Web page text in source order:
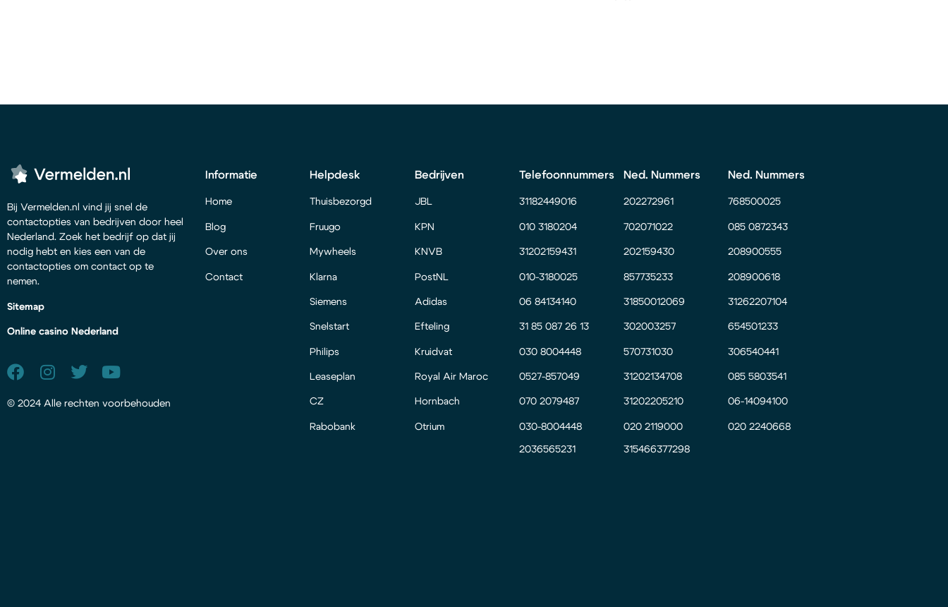
Bij Vermelden.nl vind jij snel de
contactopties van bedrijven door heel
Nederland. Zoek het bedrijf op dat jij
nodig hebt en kies een van de
contactopties om contact op te
nemen.
Sitemap
Online casino Nederland
© 2024 Alle rechten voorbehouden
Informatie
Home
Blog
Over ons
Contact
Helpdesk
Thuisbezorgd
Fruugo
Mywheels
Klarna
Siemens
Snelstart
Philips
Leaseplan
CZ
Rabobank
Bedrijven
JBL
KPN
KNVB
PostNL
Adidas
Efteling
Kruidvat
Royal Air Maroc
Hornbach
Otrium
Telefoonnummers
31182449016
010 3180204
31202159431
010-3180025
06 84134140
31 85 087 26 13
030 8004448
0527-857049
070 2079487
030-8004448
2036565231
Ned. Nummers
202272961
702071022
202159430
857735233
31850012069
302003257
570731030
31202134708
31202205210
020 2119000
315466377298
Ned. Nummers
768500025
085 0872343
208900555
208900618
31262207104
654501233
306540441
085 5803541
06-14094100
020 2240668